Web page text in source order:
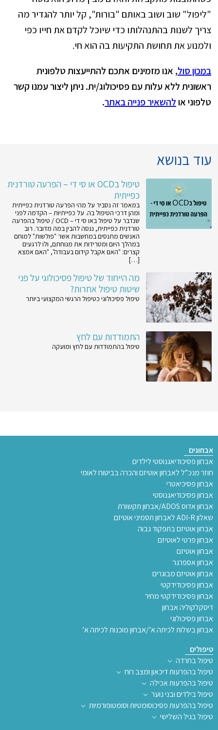
"ליפול" שוב ושוב באותם "בורות", קל יותר להגדיר מה
צריך לשנות בהתנהלותו כדי שיוכל לקדם את חייו כפי
ולמנוע את תחושת התקיעות בה הוא חי.
במכון סול, אנו מזמינים אתכם להתייעצות טלפונית
ראשונית ללא עלות עם פסיכולוג/ית. ניתן ליצור עמנו קשר
טלפוני אולהשאיר פנייה באתר.
עוד בנושא
טיפול בOCD או סי די – הפרעה טורדנית
כפייתית
במאמר זה נסביר על מהי הפרעה טורדנית כפייתית
ומהן דרכי הטיפול בה. על כפייתיות – הקדמה לפני
שנדבר על טיפול באו סי די – OCD / טיפול בהפרעה
טורדנית כפייתית, ננסה להבין במה מדובר. רוב
האנשים מתנסים במחשבות אשר "פולשות" למוחם
במהלך היום ומטרידות את מנוחתם, ולו לרגעים
קצרים: "האם אקבל קידום בעבודה", "האם אמצא
[…]
מה הייחוד של טיפול פסיכולוגי על פני
שיטות טיפול אחרות?
טיפול פסיכולוגי כטיפול הרגשי המקצועי ביותר
התמודדות עם לחץ
טיפול בהתמודדות עם לחץ ומועקה
אבחונים
אבחון פסיכודיאגנוסטי לילדים
חוזר מנכ”ל לאבחון אוטיזם והכרה בביטוח לאומי
אבחון פסיכיאטרי
אבחון פסיכודיאגנוסטי
אבחון אדוס ADOS/אבחון תקשורת
שאלון ADI-R לאבחון תסמיני אוטיזם
אבחון אוטיזם בתפקוד גבוה
אבחון פרטי לאוטיזם
אבחון אוטיזם
אבחון אספרגר
אבחון אוטיזם מבוגרים
אבחון פסיכודידקטי
אבחון פסיכודידקטי מחיר
דיסקלקוליה אבחון
אבחון פסיכולוגי
אבחון בשלות לכיתה א’/אבחון מוכנות לכיתה א’
טיפולים
טיפול בחרדה
טיפול בהפרעות דיכאון ומצב רוח
טיפול בהפרעות אכילה
טיפול בילדים ובני נוער
טיפול בהפרעות פסיכוסומטיות וסומטופורמיות
טיפול בגיל השלישי